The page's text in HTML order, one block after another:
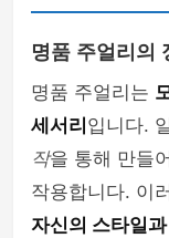
명품 주얼리의
명품 주얼리는
세서리 입니다.
작을 통해 만들
작용합니다. 이
자신의 스타일